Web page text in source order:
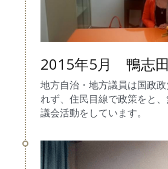
2015年5月　鴨志
地方自治・地方議員は国政
れず、住民目線で政策をと
議会活動をしています。